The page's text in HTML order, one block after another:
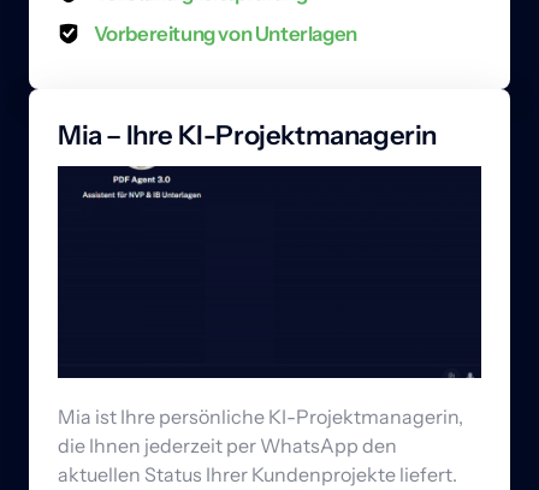
Vorbereitung von Unterlagen
Mia – Ihre KI-Projektmanagerin
Mia ist Ihre persönliche KI-Projektmanagerin,
die Ihnen jederzeit per WhatsApp den
aktuellen Status Ihrer Kundenprojekte liefert.